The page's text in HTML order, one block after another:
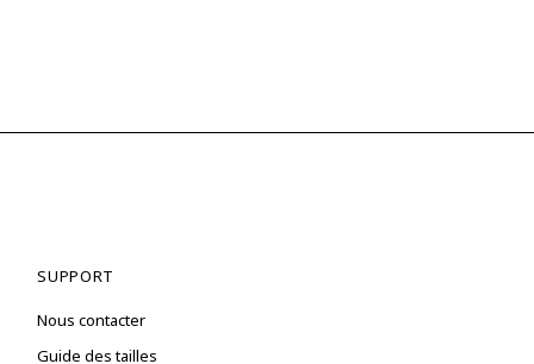
SUPPORT
Nous contacter
Guide des tailles